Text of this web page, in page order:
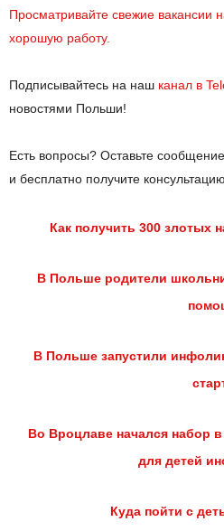
Просматривайте свежие вакансии
хорошую работу.
Подписывайтесь на наш канал в
новостями Польши!
Есть вопросы? Оставьте
и бесплатно получите
Как получить 300 злотых
В Польше родители
В Польше запустили
Во Вроцлаве начался набор
для детей
Куда пойти с